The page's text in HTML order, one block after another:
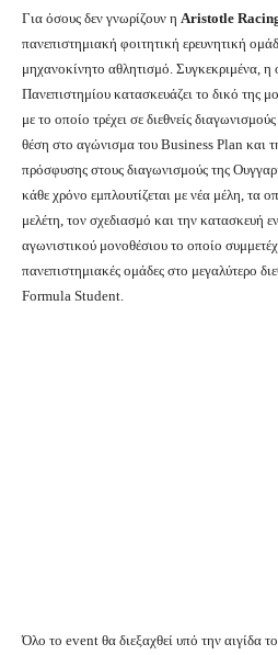
Για όσους δεν γνωρίζουν η Aristotle
πανεπιστημιακή φοιτητική ερευνητική
μηχανοκίνητο αθλητισμό. Συγκεκριμένα, η
Πανεπιστημίου κατασκευάζει το δικό της
με το οποίο τρέχει σε διεθνείς
θέση στο αγώνισμα του Business Plan και
πρόσφυσης στους διαγωνισμούς της
κάθε χρόνο εμπλουτίζεται με νέα μέλη, τα
μελέτη, τον σχεδιασμό και την κατασκευή
αγωνιστικού μονοθέσιου το οποίο
πανεπιστημιακές ομάδες στο μεγαλύτερο
Formula Student.
Όλο το event θα διεξαχθεί υπό την αιγίδα